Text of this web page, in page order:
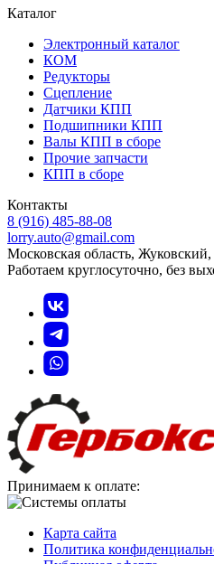
Каталог
Электронный каталог
КОМ
Редукторы
Сцепление
Датчики КПП
Подшипники КПП
Валы КПП в сборе
Прочие запчасти
КПП в сборе
Контакты
8 (916) 485-88-08
lorry.auto@gmail.com
Московская область,
Работаем круглосуточно, без
Принимаем к оплате:
Карта сайта
Политика